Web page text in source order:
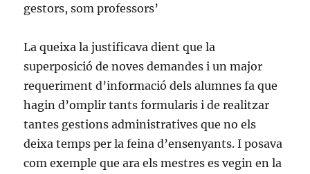
gestors, som professors’
La queixa la justificava dient que la
superposició de noves demandes i un major
requeriment d’informació dels alumnes fa que
hagin d’omplir tants formularis i de realitzar
tantes gestions administratives que no els
deixa temps per la feina d’ensenyants. I posava
com exemple que ara els mestres es vegin en la